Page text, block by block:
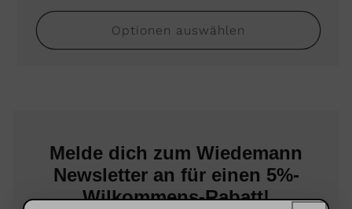
Preis
Optionen auswählen
Melde dich zum Wiedemann
Newsletter an für einen 5%-
Wilkommens-Rabatt!